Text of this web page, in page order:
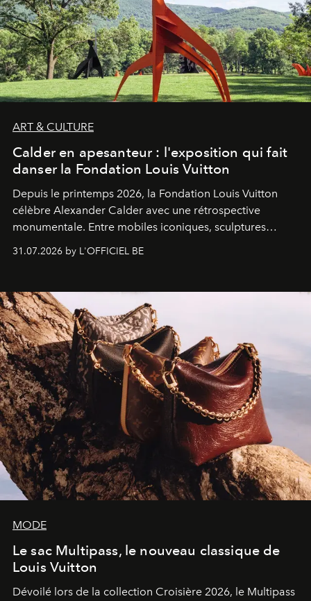
ART & CULTURE
Calder en apesanteur : l'exposition qui fait
danser la Fondation Louis Vuitton
Depuis le printemps 2026, la Fondation Louis Vuitton
célèbre Alexander Calder avec une rétrospective
monumentale. Entre mobiles iconiques, sculptures
monumentales et poésie du mouvement, l'artiste
américain investit les espaces imaginés par Frank Gehry
sculpture.
31.07.2026 by L'OFFICIEL BE
MODE
Le sac Multipass, le nouveau classique de
Louis Vuitton
Dévoilé lors de la collection Croisière 2026, le Multipass